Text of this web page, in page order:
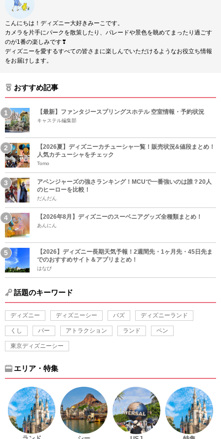
こんにちは！ディズニー大好きみーこです。
カメラを片手にパークを散策したり、パレードや景色を眺めてまったり過ごす
のが1番の楽しみです❣
ディズニーを愛するすべての皆さまに楽しんでいただけるようなお役立ち情報
をお届けします。
おすすめ記事
【最新】ファンタジースプリングスホテル 空室情報・予約状況
キャステル編集部
【2026夏】ディズニーカチューシャ一覧！販売状況&値段まとめ！
人気カチューシャをチェック
Tomo
アベンジャーズの強さランキング！MCUで一番強いのは誰？20人
のヒーローを比較！
だんだん
【2026年8月】ディズニーのスーベニアグッズ全種類まとめ！
あんにん
【2026】ディズニー長期天気予報！2週間先・1ヶ月先・45日先ま
でのおすすめサイト＆アプリまとめ！
はなび
話題のキーワード
ディズニー ディズニーシー バズ ディズニーランド
くし バー アトラクション ランド ペン
東京ディズニーシー
エリア・特集